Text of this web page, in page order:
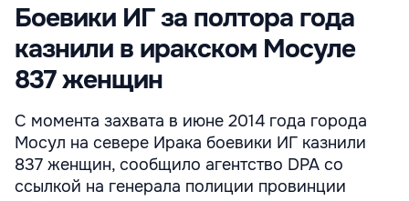
Боевики ИГ за полтора года
казнили в иракском Мосуле
837 женщин
С момента захвата в июне 2014 года города
Мосул на севере Ирака боевики ИГ казнили
837 женщин, сообщило агентство DPA со
ссылкой на генерала полиции провинции